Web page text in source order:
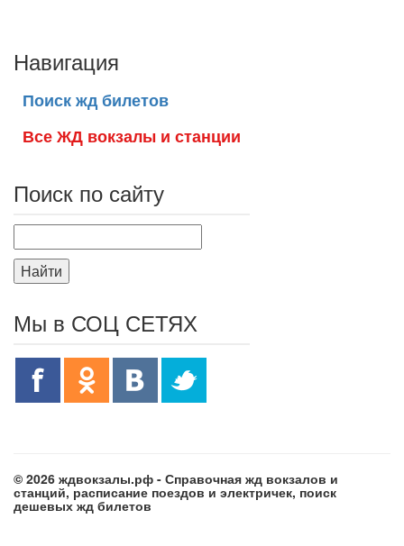
Навигация
Поиск жд билетов
Все ЖД вокзалы и станции
Поиск по сайту
Найти
Мы в СОЦ СЕТЯХ
© 2026 ждвокзалы.рф - Справочная жд вокзалов и
станций, расписание поездов и электричек, поиск
дешевых жд билетов